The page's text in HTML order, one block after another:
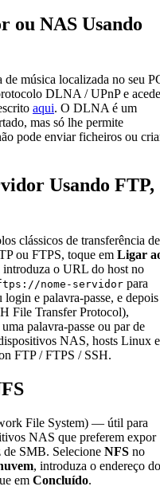
ou NAS Usando
música localizada no seu
DLNA / UPnP e
aqui. O DLNA é um
mas só lhe permite
pode enviar ficheiros ou
Usando FTP,
clássicos de transferência de
ou FTPS, toque em Ligar
introduza o URL do host no
nome-servidor para
e palavra-passe, e depois
File Transfer Protocol),
palavra-passe ou par de
NAS, hosts Linux e
FTP / FTPS / SSH.
File System) — útil para
NAS que preferem expor
de SMB. Selecione NFS no
, introduza o endereço do
em Concluído.